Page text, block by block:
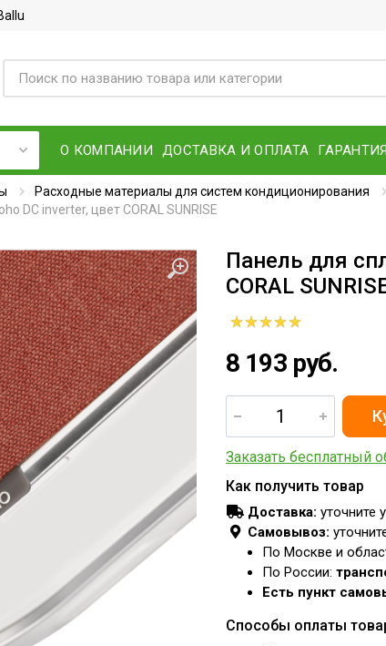
О КОМПАНИИ ДОСТАВКА И ОПЛАТА ГАРАНТИЯ
Расходные материалы для систем кондиционирования
DC inverter, цвет CORAL SUNRISE
Панель для
CORAL
8 193 руб.
Заказать бесплатный
Как получить товар
Доставка: уточните
Самовывоз:
По Москве и
По России:
Есть пункт
Способы оплаты